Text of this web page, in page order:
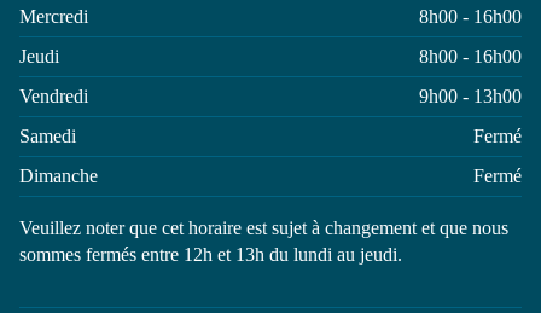
Mercredi
8h00 - 16h00
Jeudi
8h00 - 16h00
Vendredi
9h00 - 13h00
Samedi
Fermé
Dimanche
Fermé
Veuillez noter que cet horaire est sujet à changement et que nous
sommes fermés entre 12h et 13h du lundi au jeudi.